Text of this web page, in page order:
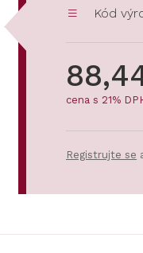
Kód
cena s 21%
Registrujte se